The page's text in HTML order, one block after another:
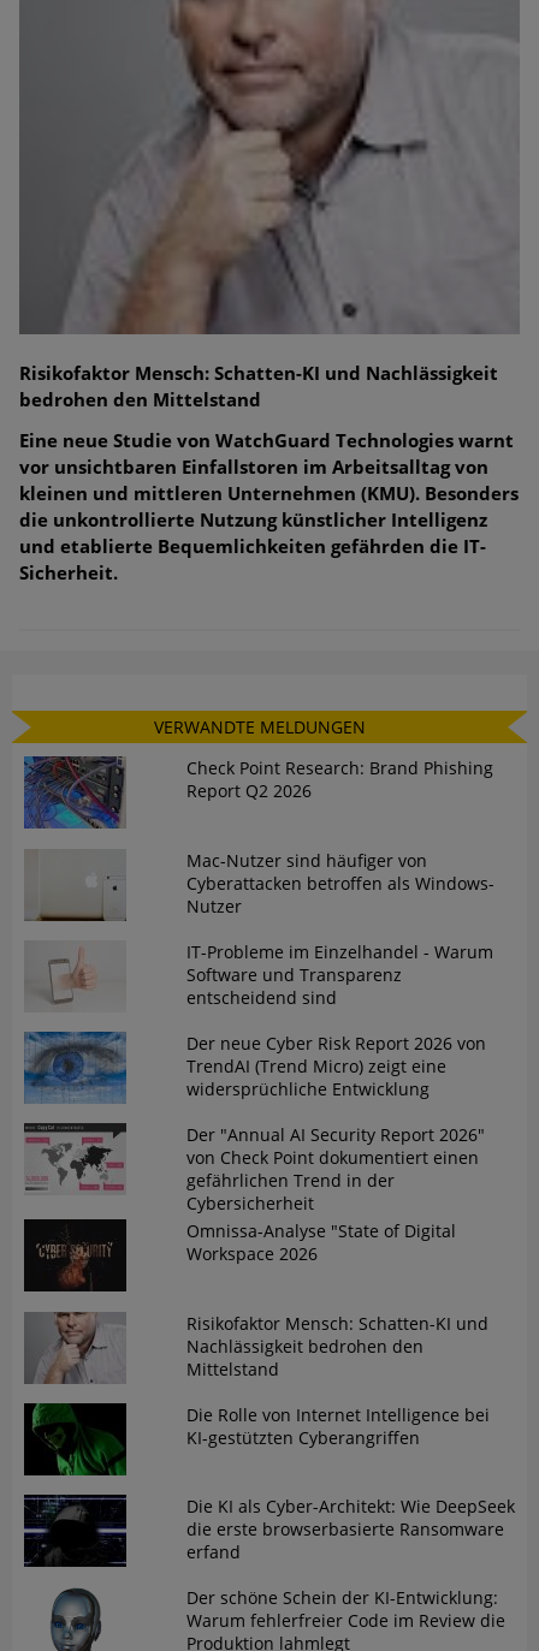
Risikofaktor Mensch: Schatten-KI und Nachlässigkeit
bedrohen den Mittelstand
Eine neue Studie von WatchGuard Technologies warnt
vor unsichtbaren Einfallstoren im Arbeitsalltag von
kleinen und mittleren Unternehmen (KMU). Besonders
die unkontrollierte Nutzung künstlicher Intelligenz
und etablierte Bequemlichkeiten gefährden die IT-
Sicherheit.
VERWANDTE MELDUNGEN
Check Point Research: Brand Phishing
Report Q2 2026
Mac-Nutzer sind häufiger von
Cyberattacken betroffen als Windows-
Nutzer
IT-Probleme im Einzelhandel - Warum
Software und Transparenz
entscheidend sind
Der neue Cyber Risk Report 2026 von
TrendAI (Trend Micro) zeigt eine
widersprüchliche Entwicklung
Der "Annual AI Security Report 2026"
von Check Point dokumentiert einen
gefährlichen Trend in der
Cybersicherheit
Omnissa-Analyse "State of Digital
Workspace 2026
Risikofaktor Mensch: Schatten-KI und
Nachlässigkeit bedrohen den
Mittelstand
Die Rolle von Internet Intelligence bei
KI-gestützten Cyberangriffen
Die KI als Cyber-Architekt: Wie DeepSeek
die erste browserbasierte Ransomware
erfand
Der schöne Schein der KI-Entwicklung:
Warum fehlerfreier Code im Review die
Produktion lahmlegt